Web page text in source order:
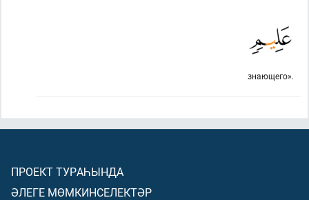
знающего».
ПРОЕКТ ТУРАҺЫНДА
ӘЛЕГЕ МӨМКИНСЕЛЕКТӘР